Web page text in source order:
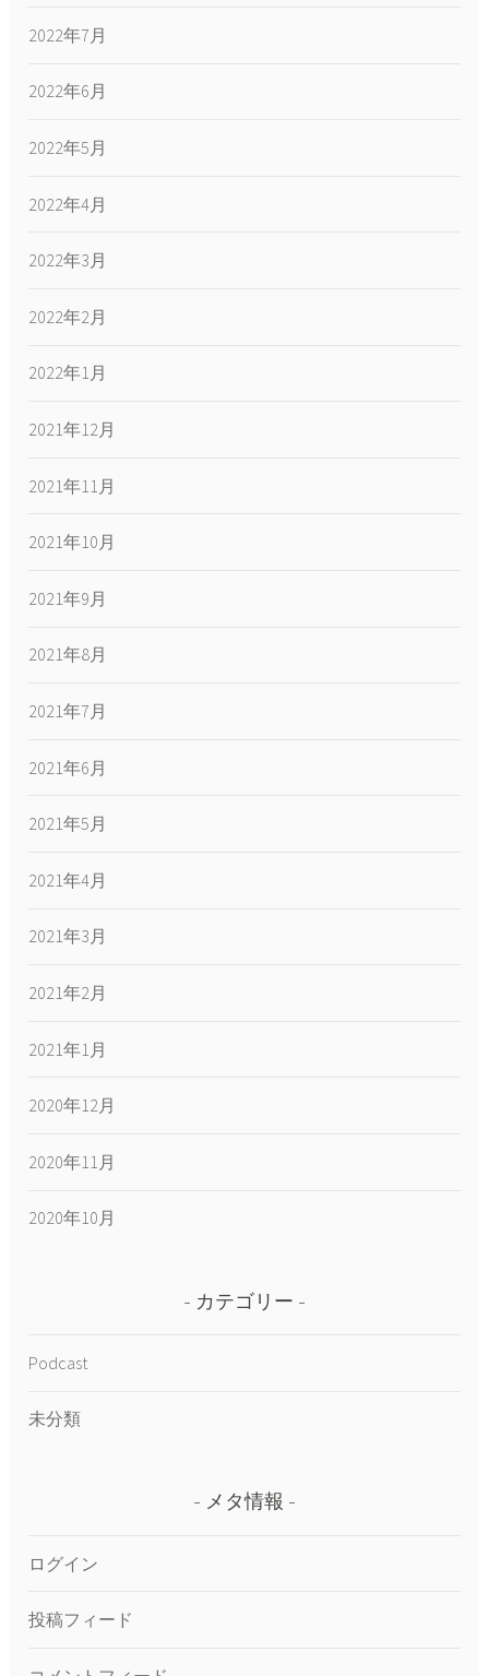
2022年7月
2022年6月
2022年5月
2022年4月
2022年3月
2022年2月
2022年1月
2021年12月
2021年11月
2021年10月
2021年9月
2021年8月
2021年7月
2021年6月
2021年5月
2021年4月
2021年3月
2021年2月
2021年1月
2020年12月
2020年11月
2020年10月
カテゴリー
Podcast
未分類
メタ情報
ログイン
投稿フィード